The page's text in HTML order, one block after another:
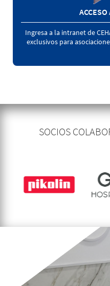
ACCESO
Ingresa a la intranet de
exclusivos para
SOCIOS